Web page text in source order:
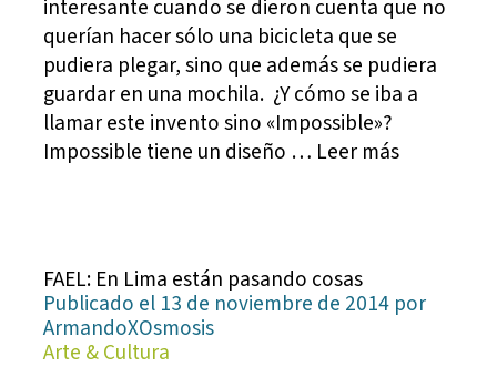
interesante cuando se dieron cuenta que no
querían hacer sólo una bicicleta que se
pudiera plegar, sino que además se pudiera
guardar en una mochila. ¿Y cómo se iba a
llamar este invento sino «Impossible»?
Impossible tiene un diseño … Leer más
FAEL: En Lima están pasando cosas
Publicado el 13 de noviembre de 2014 por
ArmandoXOsmosis
Arte & Cultura